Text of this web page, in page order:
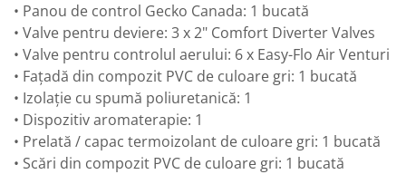
• Panou de control Gecko Canada: 1 bucată
• Valve pentru deviere: 3 x 2" Comfort Diverter Valves
• Valve pentru controlul aerului: 6 x Easy-Flo Air Venturi
• Fațadă din compozit PVC de culoare gri: 1 bucată
• Izolație cu spumă poliuretanică: 1
• Dispozitiv aromaterapie: 1
• Prelată / capac termoizolant de culoare gri: 1 bucată
• Scări din compozit PVC de culoare gri: 1 bucată